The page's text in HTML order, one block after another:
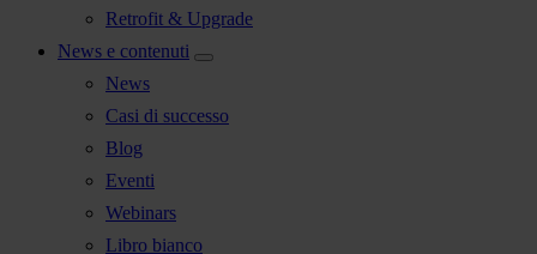
Retrofit & Upgrade
News e contenuti
News
Casi di successo
Blog
Eventi
Webinars
Libro bianco